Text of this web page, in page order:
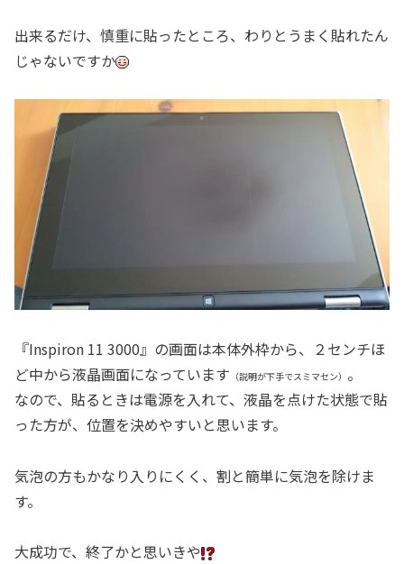
出来るだけ、慎重に貼ったところ、わりとうまく貼れたん
じゃないですか
『Inspiron 11 3000』の画面は本体外枠から、２センチほ
ど中から液晶画面になっています （説明が下手でスミマセン） 。
なので、貼るときは電源を入れて、液晶を点けた状態で貼
った方が、位置を決めやすいと思います。
気泡の方もかなり入りにくく、割と簡単に気泡を除けま
す。
大成功で、終了かと思いきや